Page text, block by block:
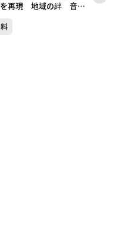
を再現 地域の絆 音楽